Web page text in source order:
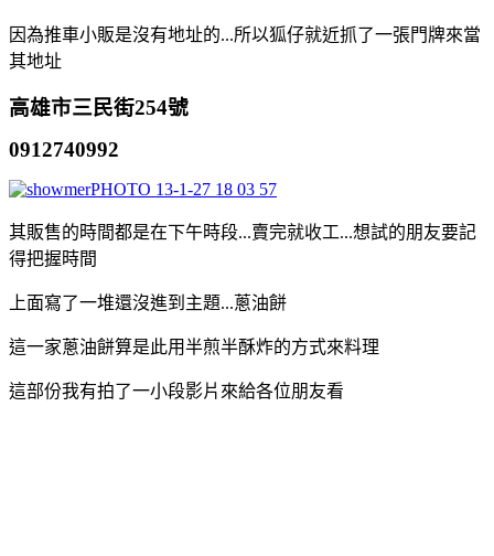
因為推車小販是沒有地址的...所以狐仔就近抓了一張門牌來當
其地址
高雄市三民街254號
0912740992
其販售的時間都是在下午時段...賣完就收工...想試的朋友要記
得把握時間
上面寫了一堆還沒進到主題...蔥油餅
這一家蔥油餅算是此用半煎半酥炸的方式來料理
這部份我有拍了一小段影片來給各位朋友看